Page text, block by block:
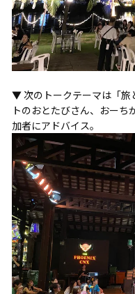
▼ 次のトークテーマは「旅
トのおとたびさん、おー
加者にアドバイス。